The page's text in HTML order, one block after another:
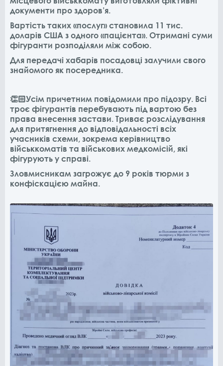
документи про здоров’я.
Вартість таких «послуг» становила 11 тис.
доларів США з одного «пацієнта». Отримані суми
фігуранти розподіляли між собою.
Для передачі хабарів посадовці залучили свого
знайомого як посередника.
👏🏻Усім причетним повідомили про підозру. Всі
троє фігурантів перебувають під вартою без
права внесення застави. Триває розслідування
для притягнення до відповідальності всіх
учасників схеми, зокрема керівництво
військкоматів та військових медкомісій, які
фігурують у справі.
Зловмисникам загрожує до 9 років тюрми з
конфіскацією майна.